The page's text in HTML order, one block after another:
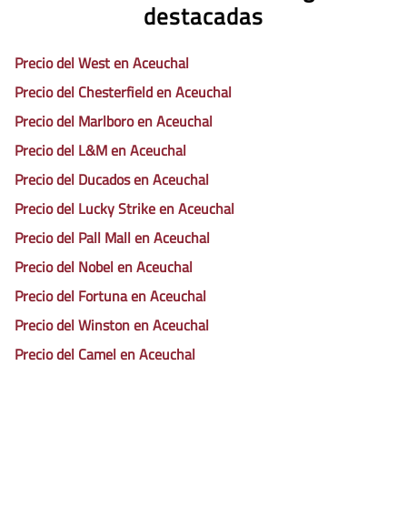
destacadas
Precio del West en Aceuchal
Precio del Chesterfield en Aceuchal
Precio del Marlboro en Aceuchal
Precio del L&M en Aceuchal
Precio del Ducados en Aceuchal
Precio del Lucky Strike en Aceuchal
Precio del Pall Mall en Aceuchal
Precio del Nobel en Aceuchal
Precio del Fortuna en Aceuchal
Precio del Winston en Aceuchal
Precio del Camel en Aceuchal